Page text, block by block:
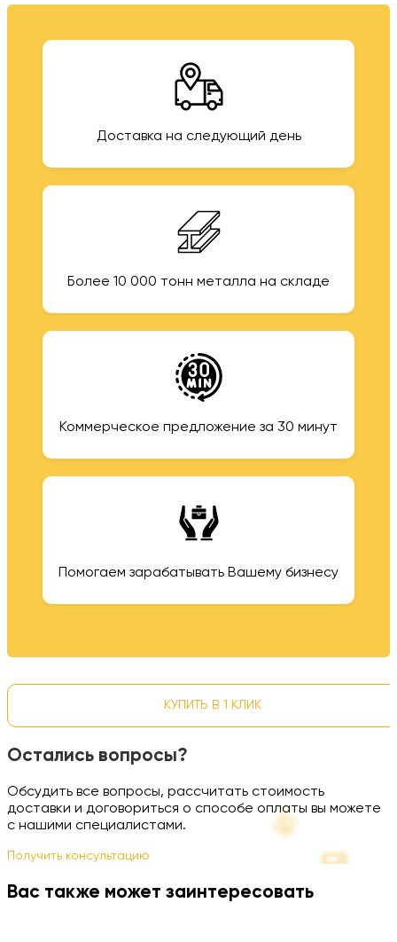
Доставка на следующий день
Более 10 000 тонн металла на складе
Коммерческое предложение за 30 минут
Помогаем зарабатывать Вашему бизнесу
КУПИТЬ В 1 КЛИК
Остались вопросы?
Обсудить все вопросы, рассчитать стоимость
доставки и договориться о способе оплаты вы можете
с нашими специалистами.
Получить консультацию
Вас также может заинтересовать